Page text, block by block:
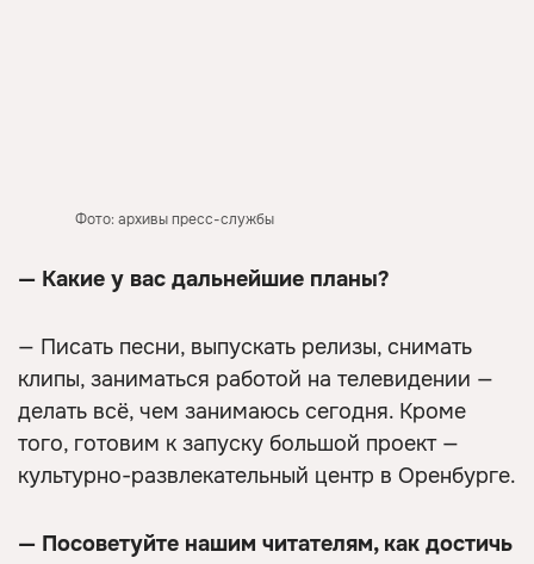
Фото: архивы пресс-службы
— Какие у вас дальнейшие планы?
— Писать песни, выпускать релизы, снимать
клипы, заниматься работой на телевидении —
делать всё, чем занимаюсь сегодня. Кроме
того, готовим к запуску большой проект —
культурно-развлекательный центр в Оренбурге.
— Посоветуйте нашим читателям, как достичь